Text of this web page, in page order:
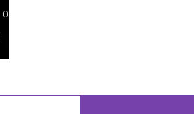
Our Work